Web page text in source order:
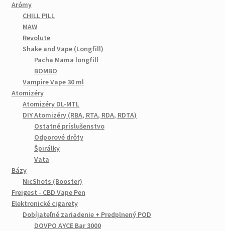
Arómy
CHILL PILL
MAW
Revolute
Shake and Vape (Longfill)
Pacha Mama longfill
BOMBO
Vampire Vape 30 ml
Atomizéry
Atomizéry DL-MTL
DIY Atomizéry (RBA, RTA, RDA, RDTA)
Ostatné príslušenstvo
Odporové drôty
Špirálky
Vata
Bázy
NicShots (Booster)
Freigest - CBD Vape Pen
Elektronické cigarety
Dobíjateľné zariadenie + Predplnený POD
DOVPO AYCE Bar 3000